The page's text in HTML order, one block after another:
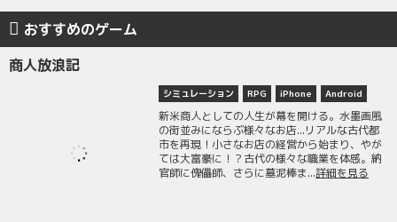
おすすめのゲーム
商人放浪記
シミュレーション RPG iPhone Android
新米商人としての人生が幕を開ける。水墨画風
の街並みにならぶ様々なお店...リアルな古代都
市を再現！小さなお店の経営から始まり、やが
ては大富豪に！？古代の様々な職業を体感。納
官師に傀儡師、さらに墓泥棒ま...詳細を見る